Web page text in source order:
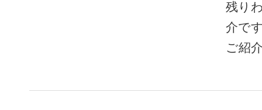
残り
介で
ご紹